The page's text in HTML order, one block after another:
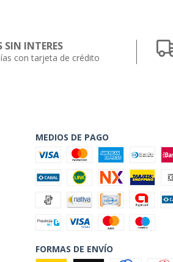
SIN INTERES
con tarjeta de crédito
MEDIOS DE PAGO
FORMAS DE ENVÍO